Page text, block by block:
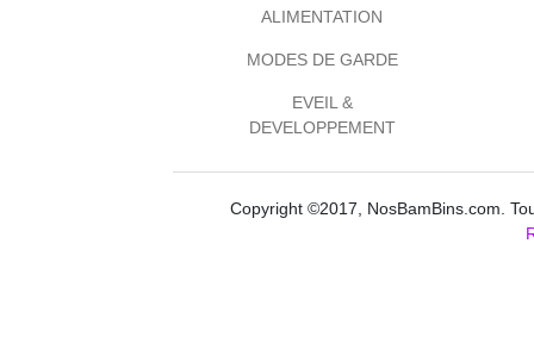
ALIMENTATION
MODES DE GARDE
EVEIL &
DEVELOPPEMENT
Copyright ©2017, NosBamBins.com.